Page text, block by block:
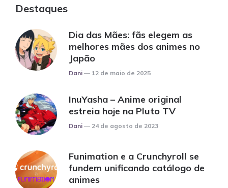
Destaques
Dia das Mães: fãs elegem as
melhores mães dos animes no
Japão
Posted
Dani 12 de maio de 2025
InuYasha – Anime original
estreia hoje na Pluto TV
Posted
Dani 24 de agosto de 2023
Funimation e a Crunchyroll se
fundem unificando catálogo de
animes